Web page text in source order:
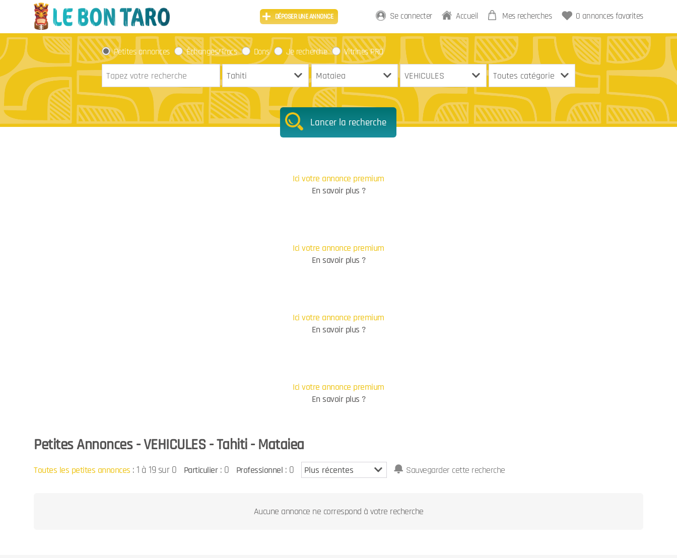
DÉPOSER UNE ANNONCE Se connecter Accueil Mes recherches 0 annonces favorites
Petites annonces Échanges/Trocs Dons Je recherche Vitrines PRO
Lancer la recherche
Ici votre annonce premium
En savoir plus ?
Ici votre annonce premium
En savoir plus ?
Ici votre annonce premium
En savoir plus ?
Ici votre annonce premium
En savoir plus ?
Petites Annonces - VEHICULES - Tahiti - Mataiea
Toutes les petites annonces :1 à 19 sur 0 Particulier: 0 Professionnel : 0 Sauvegarder cette recherche
Aucune annonce ne correspond à votre recherche